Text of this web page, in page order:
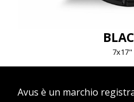
7x17"
Avus è un marchio